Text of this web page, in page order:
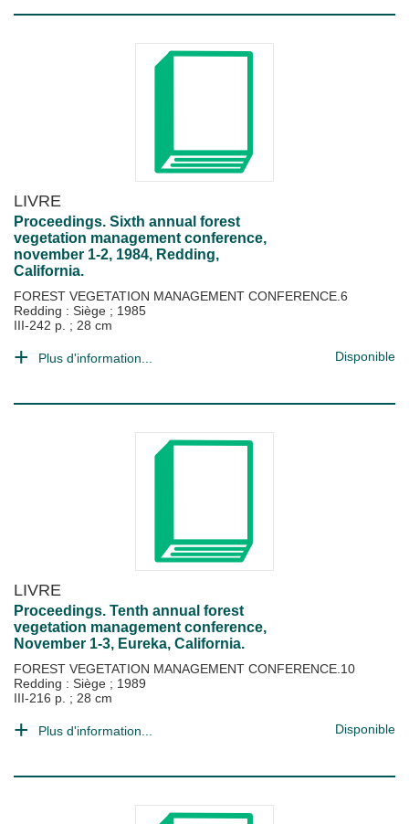
LIVRE
Proceedings. Sixth annual forest
vegetation management conference,
november 1-2, 1984, Redding,
California.
FOREST VEGETATION MANAGEMENT CONFERENCE.6
Redding : Siège ; 1985
III-242 p. ; 28 cm
Plus d'information... Disponible
LIVRE
Proceedings. Tenth annual forest
vegetation management conference,
November 1-3, Eureka, California.
FOREST VEGETATION MANAGEMENT CONFERENCE.10
Redding : Siège ; 1989
III-216 p. ; 28 cm
Plus d'information... Disponible